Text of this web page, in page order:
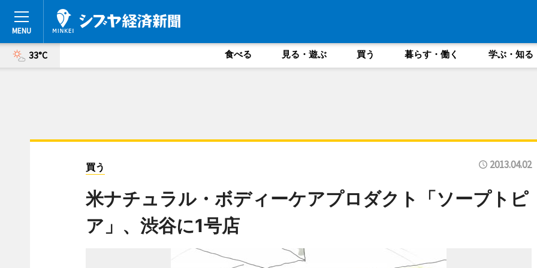
33°C 食べる 見る・遊ぶ 買う 暮らす・働く 学ぶ・知る
買う 2013.04.02
米ナチュラル・ボディーケアプロダクト「ソープトピ
ア」、渋谷に1号店